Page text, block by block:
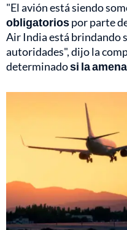
"El avión está siendo
obligatoriospor parte
Air India está brindando
autoridades", dijo la
determinadosi la